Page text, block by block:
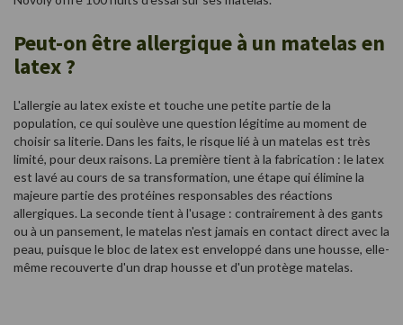
Peut-on être allergique à un matelas en
latex ?
L'allergie au latex existe et touche une petite partie de la
population, ce qui soulève une question légitime au moment de
choisir sa literie. Dans les faits, le risque lié à un matelas est très
limité, pour deux raisons. La première tient à la fabrication : le latex
est lavé au cours de sa transformation, une étape qui élimine la
majeure partie des protéines responsables des réactions
allergiques. La seconde tient à l'usage : contrairement à des gants
ou à un pansement, le matelas n'est jamais en contact direct avec la
peau, puisque le bloc de latex est enveloppé dans une housse, elle-
même recouverte d'un drap housse et d'un protège matelas.